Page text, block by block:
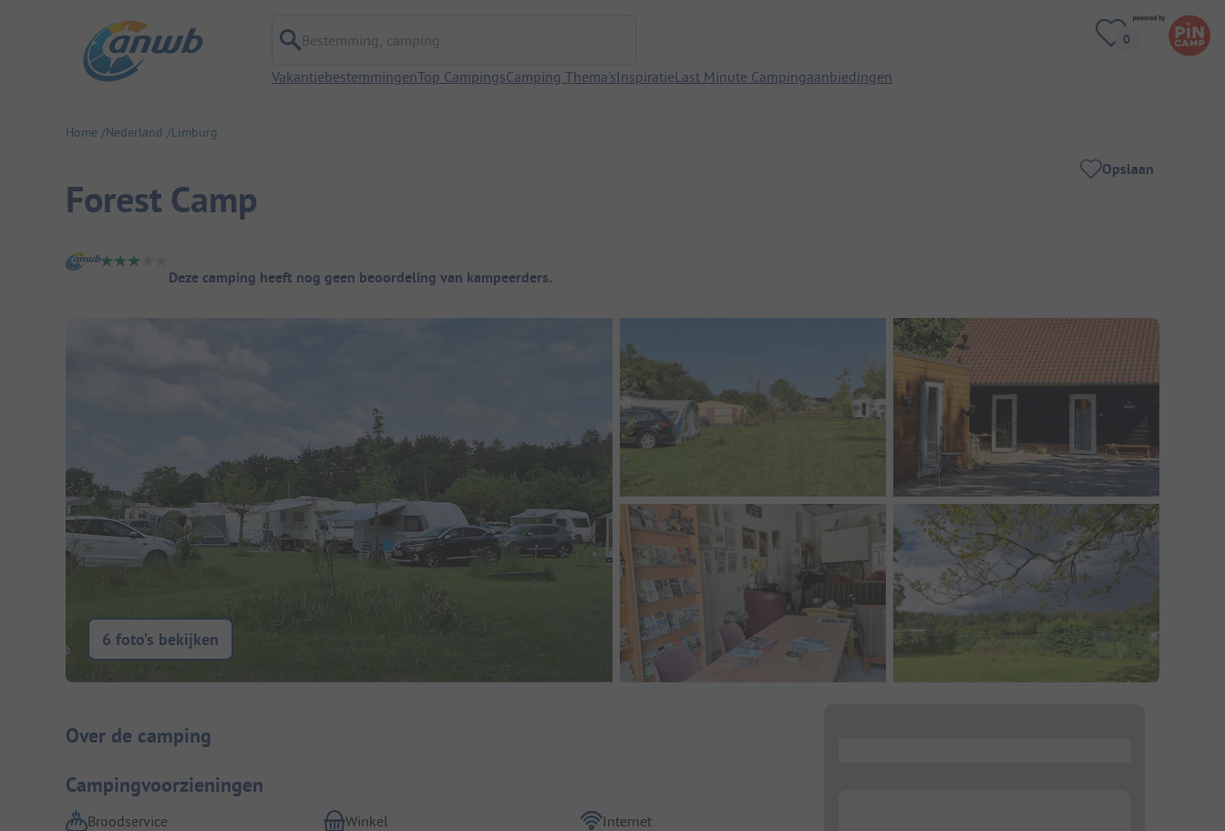
Bestemming, camping
VakantiebestemmingenTop CampingsCamping Thema'sInspiratieLast Minute Campingaanbiedingen
Home Nederland Limburg
Forest Camp
Opslaan
Camping overzicht
Deze camping heeft nog geen beoordeling van kampeerders.
6 foto’s bekijken
Camping introductie
Over de camping
Campingvoorzieningen
Broodservice Winkel Internet